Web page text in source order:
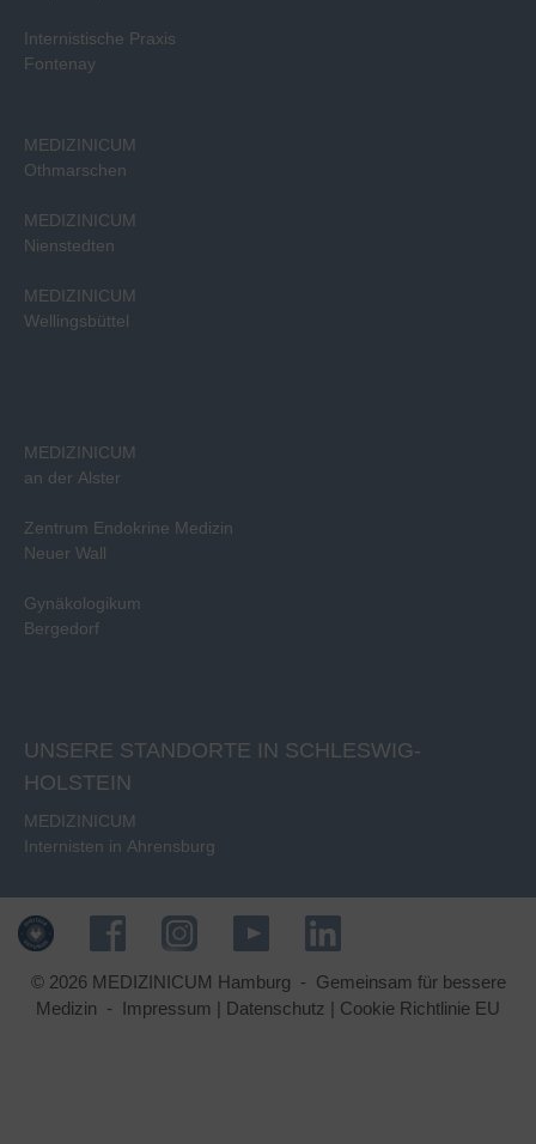
Internistische Praxis
Fontenay
MEDIZINICUM
Othmarschen
MEDIZINICUM
Nienstedten
MEDIZINICUM
Wellingsbüttel
MEDIZINICUM
an der Alster
Zentrum Endokrine Medizin
Neuer Wall
Gynäkologikum
Bergedorf
UNSERE STANDORTE IN SCHLESWIG-
HOLSTEIN
MEDIZINICUM
Internisten in Ahrensburg
© 2026 MEDIZINICUM Hamburg - Gemeinsam für bessere
Medizin - Impressum | Datenschutz | Cookie Richtlinie EU